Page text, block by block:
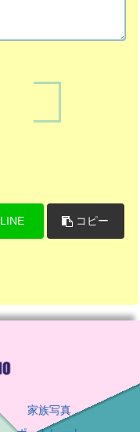
LINE コピー
家族写真